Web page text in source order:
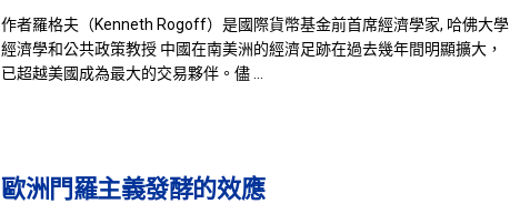
作者羅格夫（Kenneth Rogoff）是國際貨幣基金前首席經濟學家, 哈佛大學
經濟學和公共政策教授 中國在南美洲的經濟足跡在過去幾年間明顯擴大，
已超越美國成為最大的交易夥伴。儘 ...
歐洲門羅主義發酵的效應